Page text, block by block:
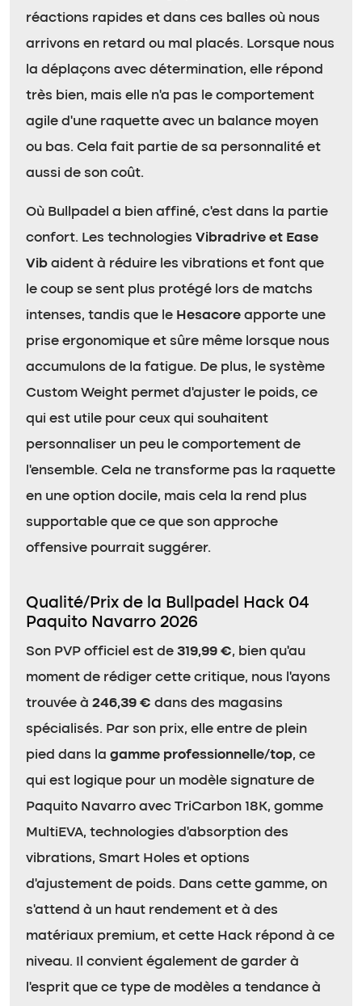
réactions rapides et dans ces balles où nous
arrivons en retard ou mal placés. Lorsque nous
la déplaçons avec détermination, elle répond
très bien, mais elle n’a pas le comportement
agile d’une raquette avec un balance moyen
ou bas. Cela fait partie de sa personnalité et
aussi de son coût.
Où Bullpadel a bien affiné, c’est dans la partie
confort. Les technologies Vibradrive et Ease
Vib aident à réduire les vibrations et font que
le coup se sent plus protégé lors de matchs
intenses, tandis que le Hesacore apporte une
prise ergonomique et sûre même lorsque nous
accumulons de la fatigue. De plus, le système
Custom Weight permet d’ajuster le poids, ce
qui est utile pour ceux qui souhaitent
personnaliser un peu le comportement de
l’ensemble. Cela ne transforme pas la raquette
en une option docile, mais cela la rend plus
supportable que ce que son approche
offensive pourrait suggérer.
Qualité/Prix de la Bullpadel Hack 04
Paquito Navarro 2026
Son PVP officiel est de 319,99 €, bien qu’au
moment de rédiger cette critique, nous l’ayons
trouvée à 246,39 € dans des magasins
spécialisés. Par son prix, elle entre de plein
pied dans la gamme professionnelle/top, ce
qui est logique pour un modèle signature de
Paquito Navarro avec TriCarbon 18K, gomme
MultiEVA, technologies d’absorption des
vibrations, Smart Holes et options
d’ajustement de poids. Dans cette gamme, on
s’attend à un haut rendement et à des
matériaux premium, et cette Hack répond à ce
niveau. Il convient également de garder à
l’esprit que ce type de modèles a tendance à